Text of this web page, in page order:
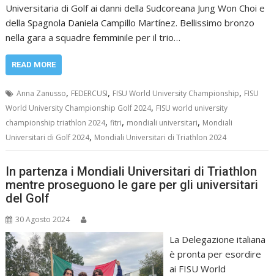
Universitaria di Golf ai danni della Sudcoreana Jung Won Choi e
della Spagnola Daniela Campillo Martínez. Bellissimo bronzo
nella gara a squadre femminile per il trio…
READ MORE
Anna Zanusso, FEDERCUSI, FISU World University Championship, FISU
World University Championship Golf 2024, FISU world university
championship triathlon 2024,fitri, mondiali universitari, Mondiali
Universitari di Golf 2024, Mondiali Universitari di Triathlon 2024
In partenza i Mondiali Universitari di Triathlon
mentre proseguono le gare per gli universitari
del Golf
30 Agosto 2024
La Delegazione italiana
è pronta per esordire
ai FISU World